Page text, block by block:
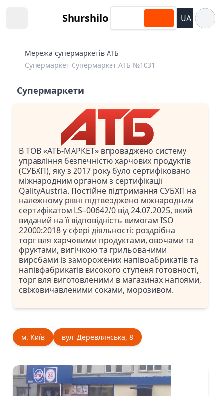
Shurshilo UA
Мережа супермаркетів АТБ
Супермаркет Супермаркет АТБ №1031
Супермаркети
В ТОВ «АТБ-МАРКЕТ» впроваджено систему
управління безпечністю харчових продуктів
(СУБХП), яку з 2017 року було сертифіковано
міжнародним органом з сертифікації
QalityAustria. Постійне підтримання СУБХП на
належному рівні підтверджено міжнародним
сертифікатом LS–00642/0 від 24.07.2025, який
виданий на її відповідність вимогам ISO
22000:2018 у сфері діяльності: роздрібна
торгівля харчовими продуктами, овочами та
фруктами, випічкою та грильованими
виробами із заморожених напівфабрикатів та
напівфабрикатів високого ступеня готовності,
торгівля виготовленими в магазинах напоями,
свіжовичавленими соками, морозивом.
м. Київ вул. Деревлянська, 8